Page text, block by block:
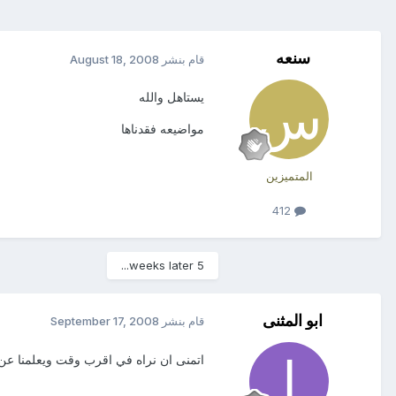
سنعه
المتميزين
قام بنشر August 18, 2008
يستاهل والله
مواضيعه فقدناها
5 weeks later...
ابو المثنى قام بنشر September 17, 2008
اتمنى ان نراه في اقرب وقت ويعلمنا عن